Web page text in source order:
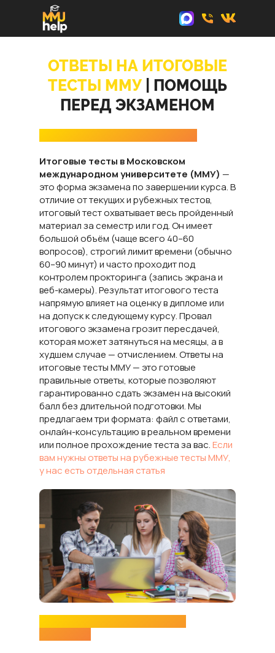
ОТВЕТЫ НА ИТОГОВЫЕ
ТЕСТЫ ММУ
| ПОМОЩЬ
ПЕРЕД ЭКЗАМЕНОМ
Итоговые тесты в Московском
международном университете (ММУ) —
это форма экзамена по завершении курса. В
отличие от текущих и рубежных тестов,
итоговый тест охватывает весь пройденный
материал за семестр или год. Он имеет
большой объём (чаще всего 40–60
вопросов), строгий лимит времени (обычно
60–90 минут) и часто проходит под
контролем прокторинга (запись экрана и
веб-камеры). Результат итогового теста
напрямую влияет на оценку в дипломе или
на допуск к следующему курсу. Провал
итогового экзамена грозит пересдачей,
которая может затянуться на месяцы, а в
худшем случае — отчислением. Ответы на
итоговые тесты ММУ — это готовые
правильные ответы, которые позволяют
гарантированно сдать экзамен на высокий
балл без длительной подготовки. Мы
предлагаем три формата: файл с ответами,
онлайн-консультацию в реальном времени
или полное прохождение теста за вас.Если
вам нужны ответы на рубежные тесты ММУ,
у нас есть отдельная статья